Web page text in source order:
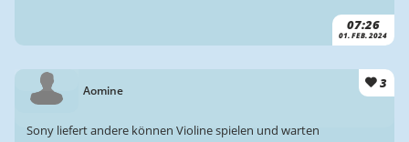
07:26
01. FEB. 2024
Aomine 3
Sony liefert andere können Violine spielen und warten